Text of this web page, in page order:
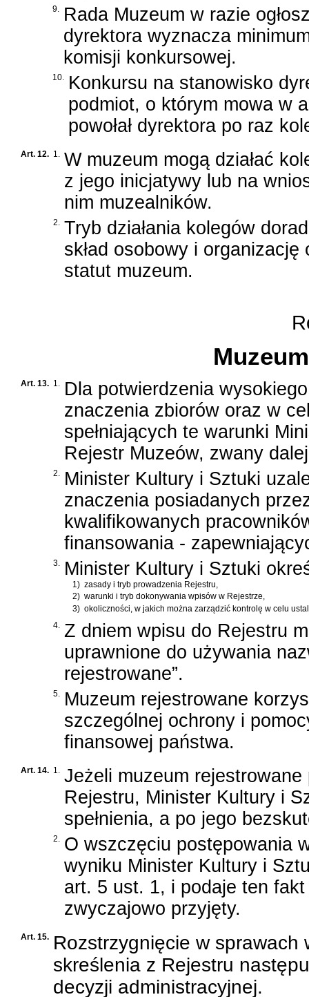
9.
Rada Muzeum w razie
dyrektora wyznacza
komisji konkursowej.
10.
Konkursu na stanowisko
podmiot, o którym mowa w
powołał dyrektora po raz
Art. 12. 1.
W muzeum mogą działać
z jego inicjatywy lub na
nim muzealników.
2.
Tryb działania kolegów
skład osobowy i organizację
statut muzeum.
Art. 13. 1.
Dla potwierdzenia
znaczenia zbiorów oraz w
spełniających te warunki
Rejestr Muzeów, zwany
2.
Minister Kultury i Sztuki
znaczenia posiadanych
kwalifikowanych
finansowania -
3. Minister Kultury i Sztuki
1) zasady i tryb prowadzenia Rejestru,
2) warunki i tryb dokonywania wpisów w Rejestrze,
3) okoliczności, w jakich można zarządzić kontrolę w celu
4.
Z dniem wpisu do Rejestru
uprawnione do używania
rejestrowane”.
5.
Muzeum rejestrowane
szczególnej ochrony i
finansowej państwa.
Art. 14. 1.
Jeżeli muzeum rejestrowane
Rejestru, Minister Kultury i
spełnienia, a po jego
2.
O wszczęciu postępowania
wyniku Minister Kultury i
art. 5 ust. 1, i podaje ten
zwyczajowo przyjęty.
Art. 15. Rozstrzygnięcie w sprawach
skreślenia z Rejestru
decyzji administracyjnej.